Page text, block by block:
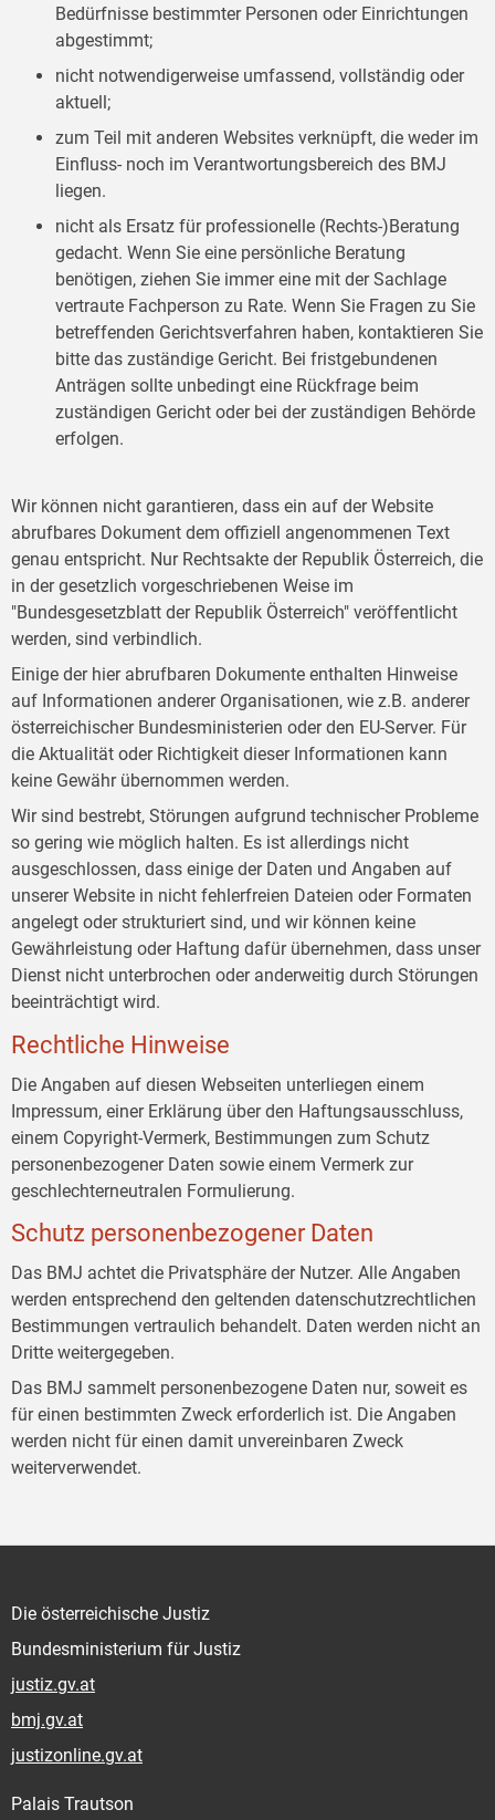
Bedürfnisse bestimmter Personen oder Einrichtungen
abgestimmt;
nicht notwendigerweise umfassend, vollständig oder
aktuell;
zum Teil mit anderen Websites verknüpft, die weder im
Einfluss- noch im Verantwortungsbereich des BMJ
liegen.
nicht als Ersatz für professionelle (Rechts-)Beratung
gedacht. Wenn Sie eine persönliche Beratung
benötigen, ziehen Sie immer eine mit der Sachlage
vertraute Fachperson zu Rate. Wenn Sie Fragen zu Sie
betreffenden Gerichtsverfahren haben, kontaktieren Sie
bitte das zuständige Gericht. Bei fristgebundenen
Anträgen sollte unbedingt eine Rückfrage beim
zuständigen Gericht oder bei der zuständigen Behörde
erfolgen.
Wir können nicht garantieren, dass ein auf der Website
abrufbares Dokument dem offiziell angenommenen Text
genau entspricht. Nur Rechtsakte der Republik Österreich, die
in der gesetzlich vorgeschriebenen Weise im
"Bundesgesetzblatt der Republik Österreich" veröffentlicht
werden, sind verbindlich.
Einige der hier abrufbaren Dokumente enthalten Hinweise
auf Informationen anderer Organisationen, wie z.B. anderer
österreichischer Bundesministerien oder den EU-Server. Für
die Aktualität oder Richtigkeit dieser Informationen kann
keine Gewähr übernommen werden.
Wir sind bestrebt, Störungen aufgrund technischer Probleme
so gering wie möglich halten. Es ist allerdings nicht
ausgeschlossen, dass einige der Daten und Angaben auf
unserer Website in nicht fehlerfreien Dateien oder Formaten
angelegt oder strukturiert sind, und wir können keine
Gewährleistung oder Haftung dafür übernehmen, dass unser
Dienst nicht unterbrochen oder anderweitig durch Störungen
beeinträchtigt wird.
Rechtliche Hinweise
Die Angaben auf diesen Webseiten unterliegen einem
Impressum, einer Erklärung über den Haftungsausschluss,
einem Copyright-Vermerk, Bestimmungen zum Schutz
personenbezogener Daten sowie einem Vermerk zur
geschlechterneutralen Formulierung.
Schutz personenbezogener Daten
Das BMJ achtet die Privatsphäre der Nutzer. Alle Angaben
werden entsprechend den geltenden datenschutzrechtlichen
Bestimmungen vertraulich behandelt. Daten werden nicht an
Dritte weitergegeben.
Das BMJ sammelt personenbezogene Daten nur, soweit es
für einen bestimmten Zweck erforderlich ist. Die Angaben
werden nicht für einen damit unvereinbaren Zweck
weiterverwendet.
Die österreichische Justiz
Bundesministerium für Justiz
justiz.gv.at
bmj.gv.at
justizonline.gv.at
Palais Trautson